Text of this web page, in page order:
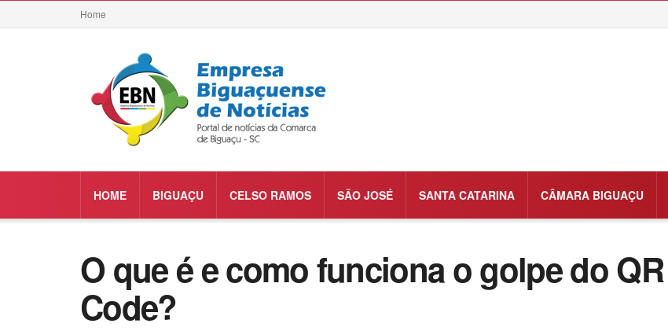
Home
HOME BIGUAÇU CELSO RAMOS SÃO JOSÉ SANTA CATARINA CÂMARA BIGUAÇU
O que é e como funciona o golpe do QR
Code?